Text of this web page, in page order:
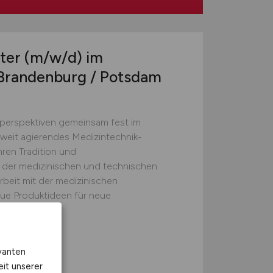
(m/w/d) im
/ Potsdam
gemeinsam fest im
agierendes Medizintechnik-
Tradition und
medizinischen und technischen
mit der medizinischen
Produktideen für neue
Standorte
unserer